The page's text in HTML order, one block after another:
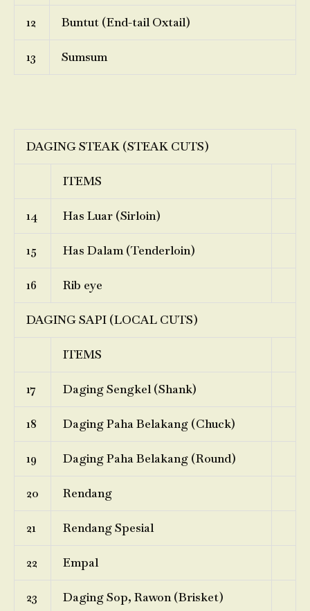
12 Buntut (End-tail Oxtail)
13 Sumsum
DAGING STEAK (STEAK CUTS)
ITEMS
14 Has Luar (Sirloin)
15 Has Dalam (Tenderloin)
16 Rib eye
DAGING SAPI (LOCAL CUTS)
ITEMS
17 Daging Sengkel (Shank)
18 Daging Paha Belakang (Chuck)
19 Daging Paha Belakang (Round)
20 Rendang
21 Rendang Spesial
22 Empal
23 Daging Sop, Rawon (Brisket)